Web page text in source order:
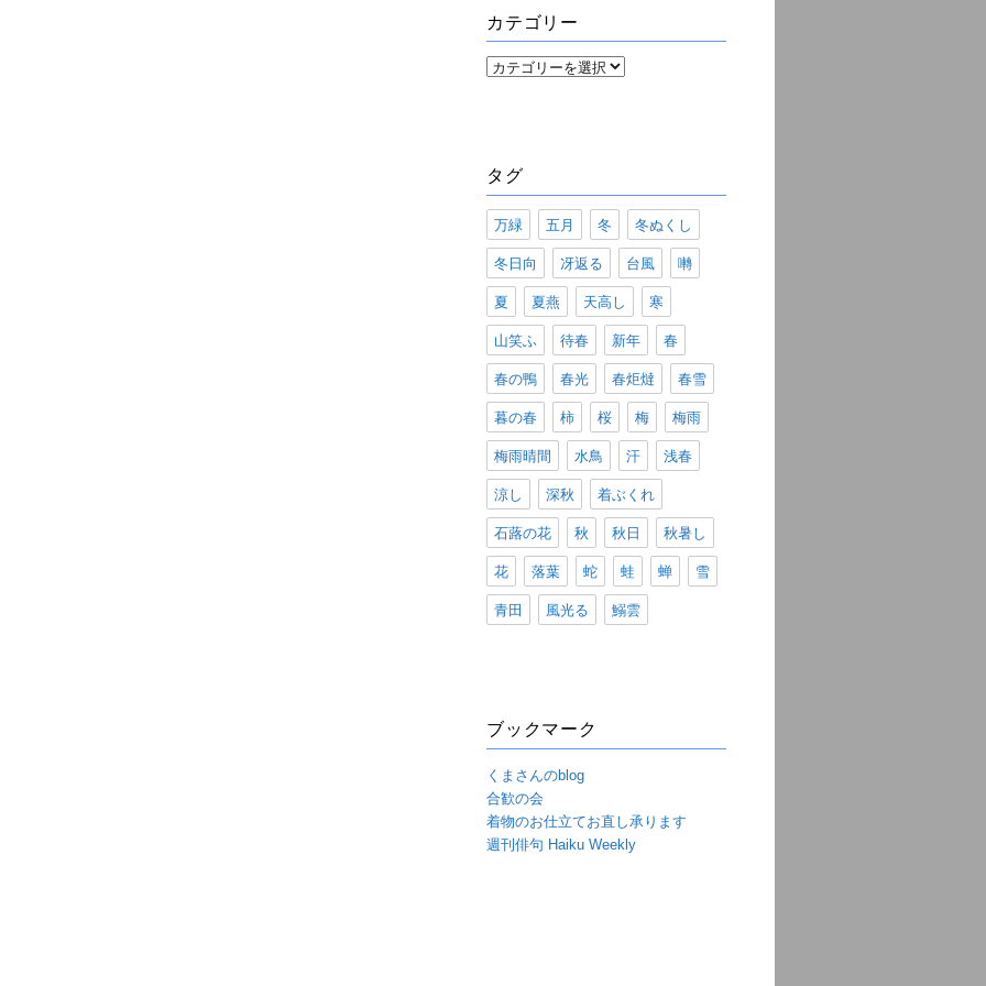
カテゴリー
カ
タグ
万緑 五月 冬 冬ぬくし
冬日向 冴返る 台風 囀
夏 夏燕 天高し 寒
山笑ふ 待春 新年 春
春の鴨 春光 春炬燵 春雪
暮の春 柿 桜 梅 梅雨
梅雨晴間 水鳥 汗 浅春
涼し 深秋 着ぶくれ
石蕗の花 秋 秋日 秋暑し
花 落葉 蛇 蛙 蝉 雪
青田 風光る 鰯雲
ブックマーク
くまさんのblog
合歓の会
着物のお仕立てお直し承ります
週刊俳句 Haiku Weekly